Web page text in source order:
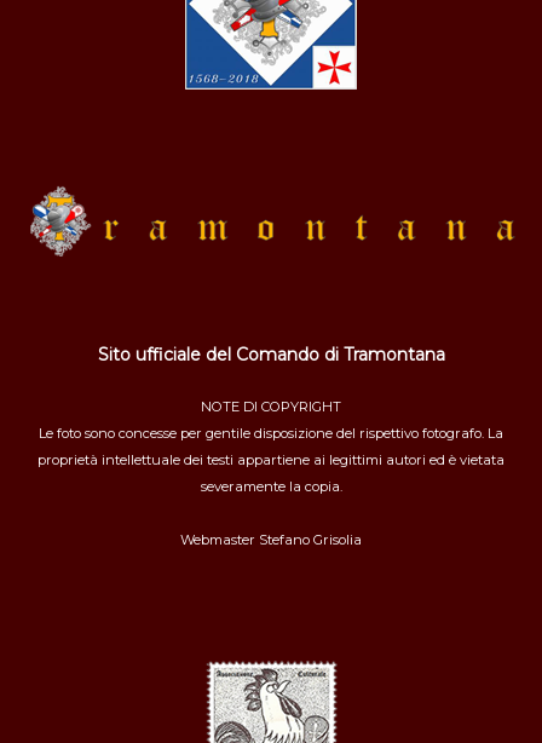
Sito ufficiale del Comando di Tramontana
NOTE DI COPYRIGHT
Le foto sono concesse per gentile disposizione del rispettivo fotografo. La
proprietà intellettuale dei testi appartiene ai legittimi autori ed è vietata
severamente la copia.
Webmaster Stefano Grisolia